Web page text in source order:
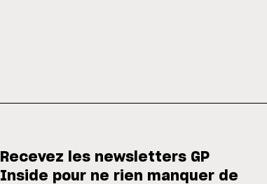
Recevez les newsletters GP
Inside pour ne rien manquer de